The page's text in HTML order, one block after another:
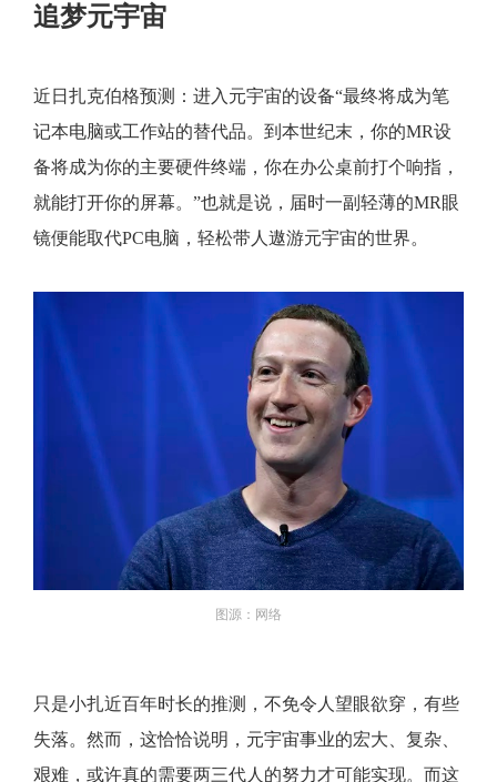
追梦元宇宙
近日扎克伯格预测：进入元宇宙的设备“最终将成为笔
记本电脑或工作站的替代品。到本世纪末，你的MR设
备将成为你的主要硬件终端，你在办公桌前打个响指，
就能打开你的屏幕。”也就是说，届时一副轻薄的MR眼
镜便能取代PC电脑，轻松带人遨游元宇宙的世界。
图源：网络
只是小扎近百年时长的推测，不免令人望眼欲穿，有些
失落。然而，这恰恰说明，元宇宙事业的宏大、复杂、
艰难，或许真的需要两三代人的努力才可能实现。而这